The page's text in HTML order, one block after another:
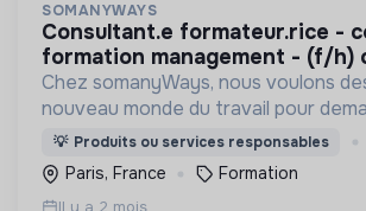
SOMANYWAYS
consultant.e formateur.rice - conseil rh &
formation management - (f/h)
Chez somanyWays, nous voulons
nouveau monde du travail pour
avec des managers qui aiment les
chacun trouve du sens et sa place.
💡 Produits ou services responsables
Paris, France Formation